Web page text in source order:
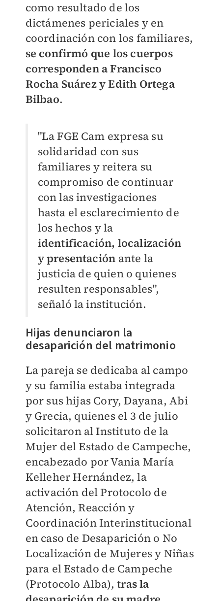
como resultado de los
dictámenes periciales y en
coordinación con los familiares,
se confirmó que los cuerpos
corresponden a Francisco
Rocha Suárez y Edith Ortega
Bilbao.
"La FGE Cam expresa su
solidaridad con sus
familiares y reitera su
compromiso de continuar
con las investigaciones
hasta el esclarecimiento de
los hechos y la
identificación, localización
y presentación ante la
justicia de quien o quienes
resulten responsables",
señaló la institución.
Hijas denunciaron la
desaparición del matrimonio
La pareja se dedicaba al campo
y su familia estaba integrada
por sus hijas Cory, Dayana, Abi
y Grecia, quienes el 3 de julio
solicitaron al Instituto de la
Mujer del Estado de Campeche,
encabezado por Vania María
Kelleher Hernández, la
activación del Protocolo de
Atención, Reacción y
Coordinación Interinstitucional
en caso de Desaparición o No
Localización de Mujeres y Niñas
para el Estado de Campeche
(Protocolo Alba), tras la